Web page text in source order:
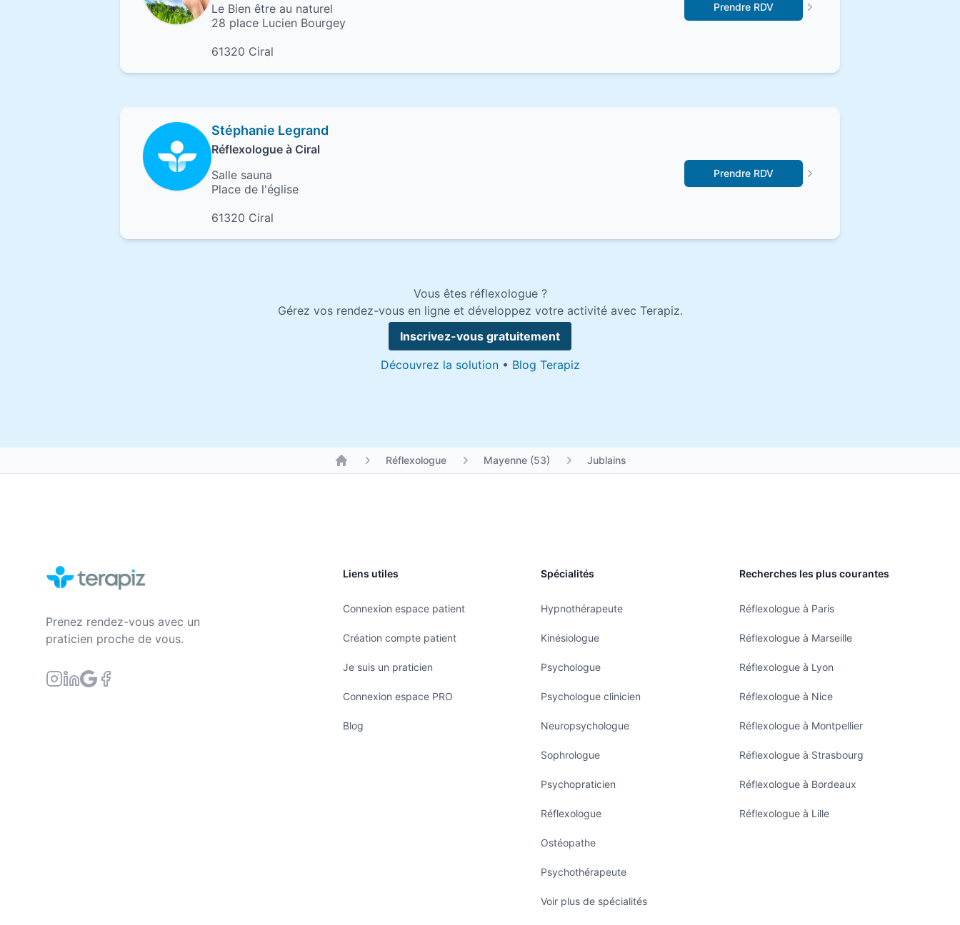
Le Bien être au naturel
28 place Lucien Bourgey
61320 Ciral
Prendre RDV
Stéphanie Legrand
Réflexologue à Ciral
Salle sauna
Place de l'église
61320 Ciral
Prendre RDV
Vous êtes réflexologue ?
Gérez vos rendez-vous en ligne et développez votre activité avec Terapiz.
Inscrivez-vous gratuitement
Découvrez la solution• Blog Terapiz
Réflexologue Mayenne (53) Jublains
Prenez rendez-vous avec un
praticien proche de vous.
Liens utiles
Connexion espace patient
Création compte patient
Je suis un praticien
Connexion espace PRO
Blog
Spécialités
Hypnothérapeute
Kinésiologue
Psychologue
Psychologue clinicien
Neuropsychologue
Sophrologue
Psychopraticien
Réflexologue
Ostéopathe
Psychothérapeute
Voir plus de spécialités
Recherches les plus courantes
Réflexologue à Paris
Réflexologue à Marseille
Réflexologue à Lyon
Réflexologue à Nice
Réflexologue à Montpellier
Réflexologue à Strasbourg
Réflexologue à Bordeaux
Réflexologue à Lille